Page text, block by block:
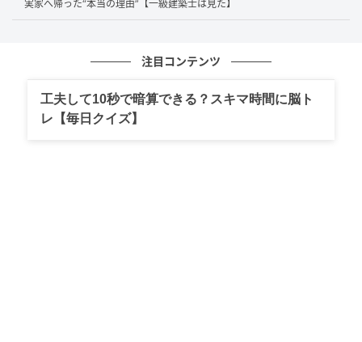
当時、お子さまはまだ乳児でした。ご夫妻も私も、高
2歳を過ぎた頃から始まった想定外の行動
実家へ帰った“本当の理由”【一級建築士は見た】
注目コンテンツ
工夫して10秒で暗算できる？スキマ時間に脳ト
レ【毎日クイズ】